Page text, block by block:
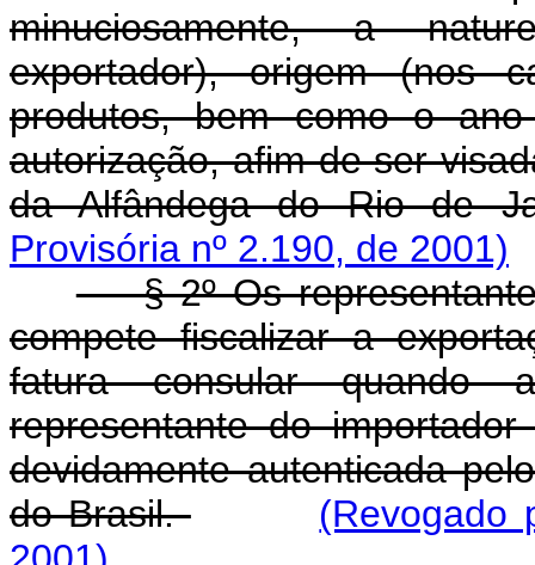
minuciosamente, a
exportador), origem (nos
produtos, bem como o
autorização, afim de ser
da Alfândega do Rio de
Provisória nº 2.190, de 2001)
§ 2º Os
compete fiscalizar a
fatura consular quando
representante do
devidamente autenticada
do Brasil.
(Revogado